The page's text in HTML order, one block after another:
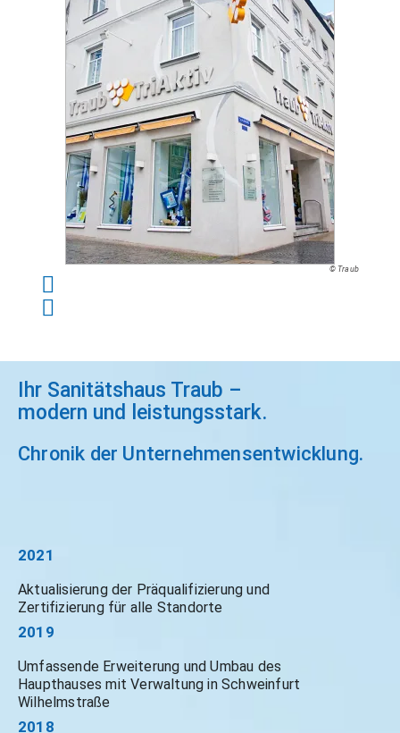
© Traub
Ihr Sanitätshaus Traub –
modern und leistungsstark.
Chronik der Unternehmensentwicklung.
2021
Aktualisierung der Präqualifizierung und
Zertifizierung für alle Standorte
2019
Umfassende Erweiterung und Umbau des
Haupthauses mit Verwaltung in Schweinfurt
Wilhelmstraße
2018